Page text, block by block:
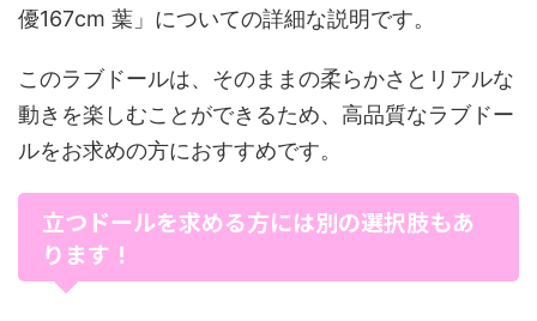
優167cm 葉」についての詳細な説明です。
このラブドールは、そのままの柔らかさとリアルな
動きを楽しむことができるため、高品質なラブドー
ルをお求めの方におすすめです。
立つドールを求める方には別の選択肢もあ
ります！